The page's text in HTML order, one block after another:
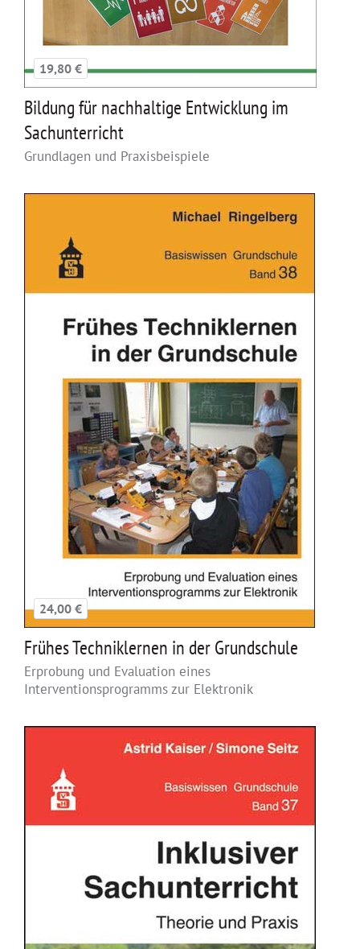
19,80 €
Bildung für nachhaltige Entwicklung im
Sachunterricht
Grundlagen und Praxisbeispiele
24,00 €
Frühes Techniklernen in der Grundschule
Erprobung und Evaluation eines
Interventionsprogramms zur Elektronik